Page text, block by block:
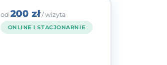
od 200 zł/ wizyta
ONLINE I STACJONARNIE